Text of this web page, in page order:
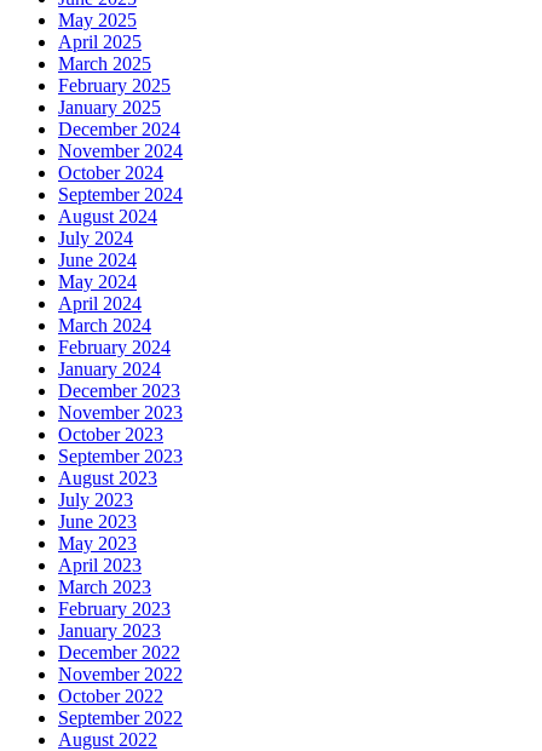
May 2025
April 2025
March 2025
February 2025
January 2025
December 2024
November 2024
October 2024
September 2024
August 2024
July 2024
June 2024
May 2024
April 2024
March 2024
February 2024
January 2024
December 2023
November 2023
October 2023
September 2023
August 2023
July 2023
June 2023
May 2023
April 2023
March 2023
February 2023
January 2023
December 2022
November 2022
October 2022
September 2022
August 2022